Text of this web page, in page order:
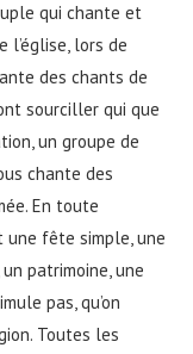
qui chante et
l’église, lors de
des chants de
sourciller qui que
un groupe de
chante des
En toute
une fête simple, une
patrimoine, une
pas, qu’on
Toutes les